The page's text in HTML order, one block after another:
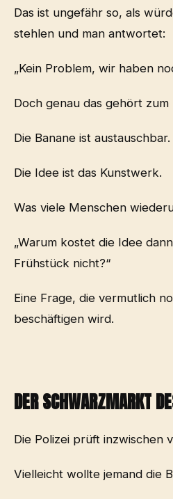
Das ist ungefähr so, als
stehlen und man antwortet:
„Kein Problem, wir haben
Doch genau das gehört zum
Die Banane ist austauschbar.
Die Idee ist das Kunstwerk.
Was viele Menschen
„Warum kostet die Idee
Frühstück nicht?“
Eine Frage, die vermutlich
beschäftigen wird.
DER SCHWARZMARKT
Die Polizei prüft inzwischen
Vielleicht wollte jemand die